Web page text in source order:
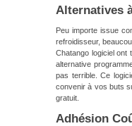
Alternatives
Peu importe issue
refroidisseur,
Chatango logiciel ont
alternative
pas terrible. Ce
convenir à vos buts
gratuit.
Adhésion